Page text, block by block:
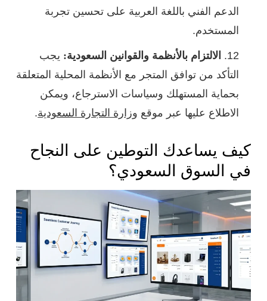
الدعم الفني باللغة العربية على تحسين تجربة
المستخدم.
الالتزام بالأنظمة والقوانين السعودية: يجب
التأكد من توافق المتجر مع الأنظمة المحلية المتعلقة
بحماية المستهلك وسياسات الاسترجاع، ويمكن
الاطلاع عليها عبر موقع وزارة التجارة السعودية.
كيف يساعدك التوطين على النجاح
في السوق السعودي؟